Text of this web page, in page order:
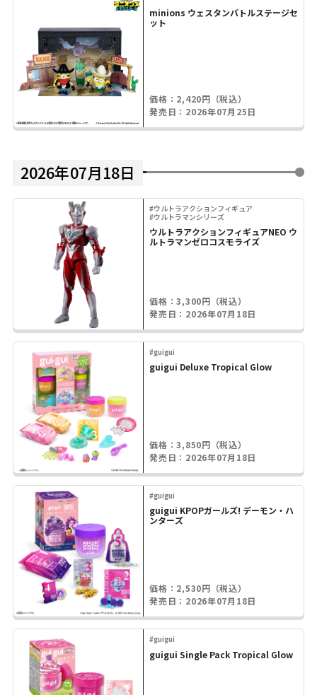
minions ウェスタンバトルステージセ
ット
価格：2,420円（税込）
発売日：2026年07月25日
2026年07月18日
#ウルトラアクションフィギュア
#ウルトラマンシリーズ
ウルトラアクションフィギュアNEO ウ
ルトラマンゼロコスモライズ
価格：3,300円（税込）
発売日：2026年07月18日
#guigui
guigui Deluxe Tropical Glow
価格：3,850円（税込）
発売日：2026年07月18日
#guigui
guigui KPOPガールズ! デーモン・ハ
ンターズ
価格：2,530円（税込）
発売日：2026年07月18日
#guigui
guigui Single Pack Tropical Glow